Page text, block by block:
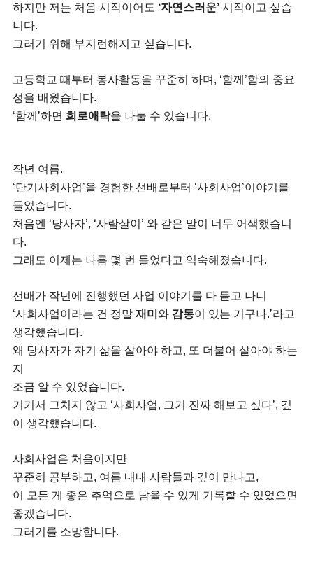
하지만 저는 처음 시작이어도 ‘자연스러운’ 시작이고 싶습
니다.
그러기 위해 부지런해지고 싶습니다.
고등학교 때부터 봉사활동을 꾸준히 하며, ‘함께’함의 중요
성을 배웠습니다.
‘함께’하면 희로애락을 나눌 수 있습니다.
작년 여름.
‘단기사회사업’을 경험한 선배로부터 ‘사회사업’이야기를
들었습니다.
처음엔 ‘당사자’, ‘사람살이’ 와 같은 말이 너무 어색했습니
다.
그래도 이제는 나름 몇 번 들었다고 익숙해졌습니다.
선배가 작년에 진행했던 사업 이야기를 다 듣고 나니
‘사회사업이라는 건 정말 재미 와 감동이 있는 거구나.’라고
생각했습니다.
왜 당사자가 자기 삶을 살아야 하고, 또 더불어 살아야 하는
지
조금 알 수 있었습니다.
거기서 그치지 않고 ‘사회사업, 그거 진짜 해보고 싶다’, 깊
이 생각했습니다.
사회사업은 처음이지만
꾸준히 공부하고, 여름 내내 사람들과 깊이 만나고,
이 모든 게 좋은 추억으로 남을 수 있게 기록할 수 있었으면
좋겠습니다.
그러기를 소망합니다.